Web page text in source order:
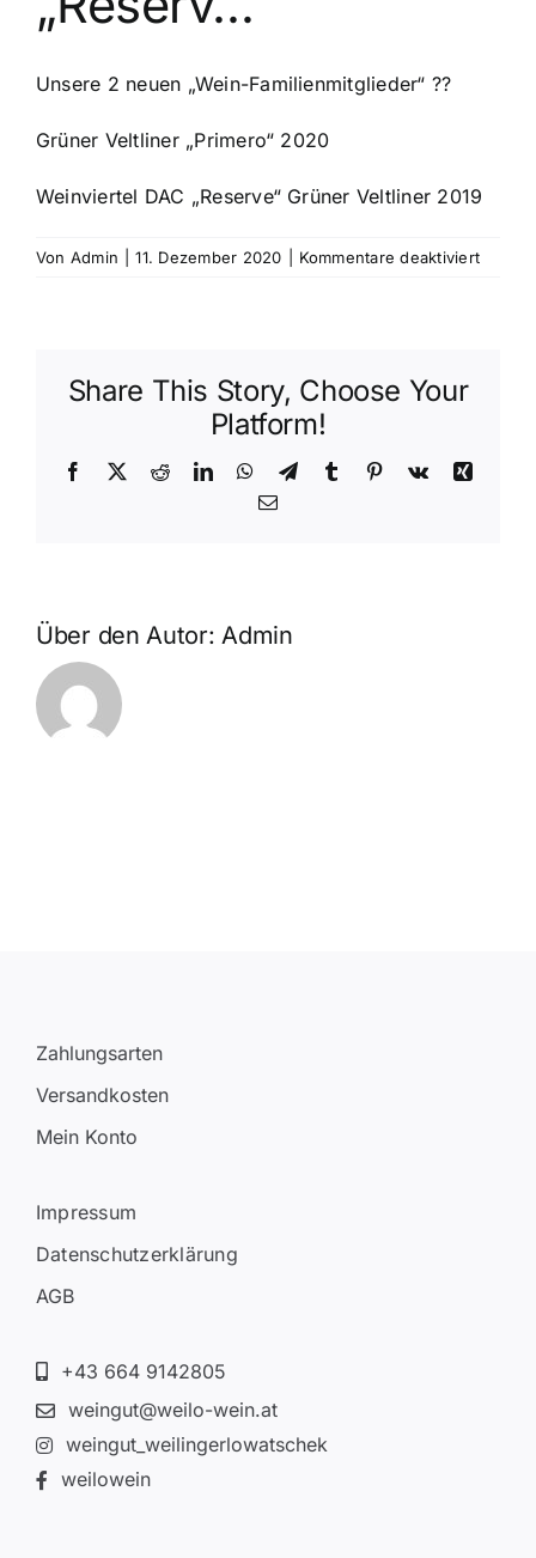
Unsere 2 neuen „Wein-Familienmitglieder“ ??
Grüner Veltliner „Primero“ 2020
Weinviertel DAC „Reserve“ Grüner Veltliner 2019
Von Admin 11. Dezember 2020 Kommentare deaktiviertfür
Share This Story, Choose Your
Platform!
Facebook
X RedditLinkedInWhatsApp
TelegramTumblr Pinterest
Vk
Xing
E-
Über den Autor:Admin
Zahlungsarten
Versandkosten
Mein Konto
Impressum
Datenschutzerklärung
AGB
+43 664 9142805
weingut@weilo-wein.at
weingut_weilingerlowatschek
weilowein